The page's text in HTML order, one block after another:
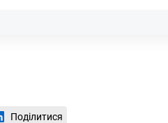
Поділитися